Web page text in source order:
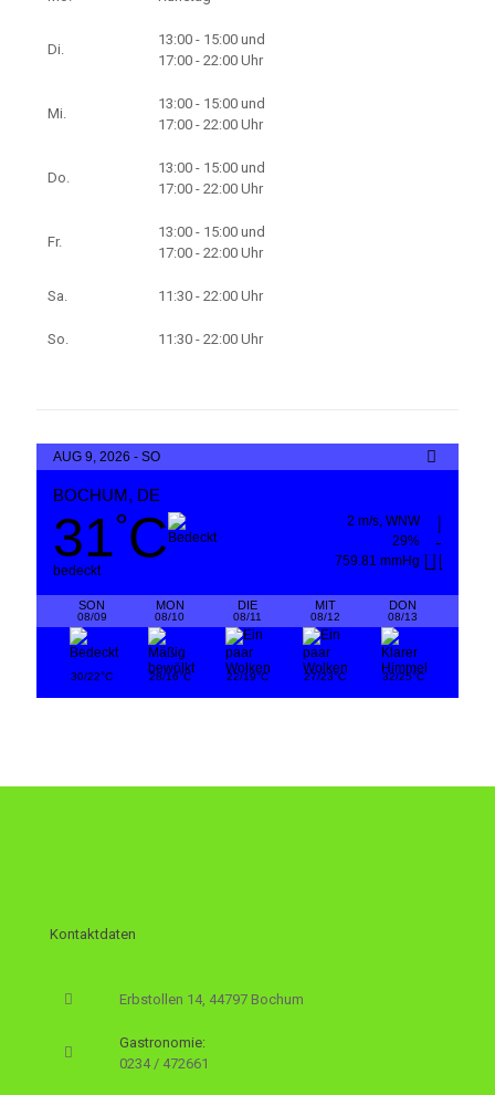
Di.
13:00 - 15:00 und
17:00 - 22:00 Uhr
Mi.
13:00 - 15:00 und
17:00 - 22:00 Uhr
Do.
13:00 - 15:00 und
17:00 - 22:00 Uhr
Fr.
13:00 - 15:00 und
17:00 - 22:00 Uhr
Sa. 11:30 - 22:00 Uhr
So. 11:30 - 22:00 Uhr
AUG 9, 2026 - SO
BOCHUM, DE
31°C
bedeckt
2 m/s, WNW
29%
759.81 mmHg
SON
08/09
MON
08/10
DIE
08/11
MIT
08/12
DON
08/13
30/22°C 28/16°C 22/19°C 27/23°C 32/25°C
Kontaktdaten
Erbstollen 14, 44797 Bochum
Gastronomie:
0234 / 472661